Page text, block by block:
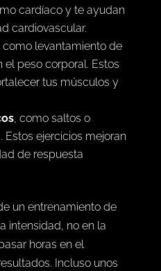
cardíaco y te ayudan
cardiovascular.
como levantamiento de
el peso corporal. Estos
tus músculos y
, como saltos o
ejercicios mejoran
de respuesta
un entrenamiento de
intensidad, no en la
horas en el
Incluso unos